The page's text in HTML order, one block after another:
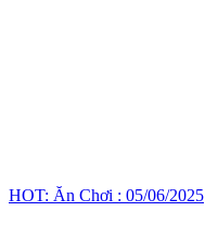
HOT: Ăn Chơi : 05/06/2025